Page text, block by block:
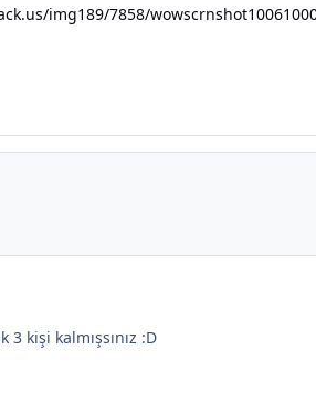
img189/7858/
kişi kalmışsınız :D